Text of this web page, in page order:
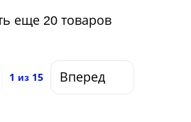
еще 20 товаров
1 из 15 Вперед